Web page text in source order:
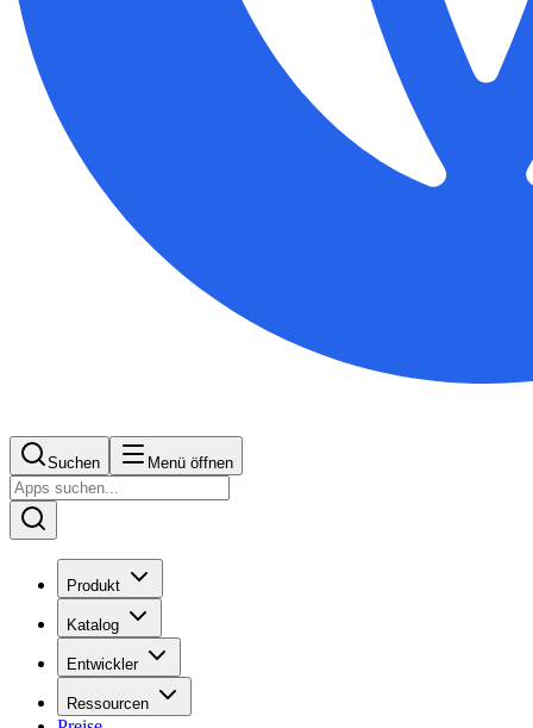
Suchen Menü öffnen
Produkt
Katalog
Entwickler
Ressourcen